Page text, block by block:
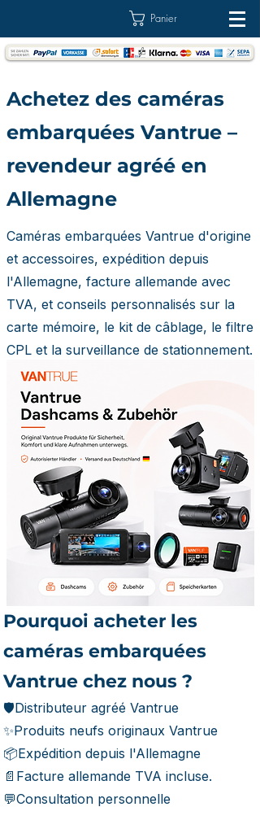
Panier
Achetez des caméras
embarquées Vantrue –
revendeur agréé en
Allemagne
Caméras embarquées Vantrue d'origine
et accessoires, expédition depuis
l'Allemagne, facture allemande avec
TVA, et conseils personnalisés sur la
carte mémoire, le kit de câblage, le filtre
CPL et la surveillance de stationnement.
Pourquoi acheter les
caméras embarquées
Vantrue chez nous ?
🛡️Distributeur agréé Vantrue
✨Produits neufs originaux Vantrue
📦Expédition depuis l'Allemagne
📄Facture allemande TVA incluse.
💬Consultation personnelle